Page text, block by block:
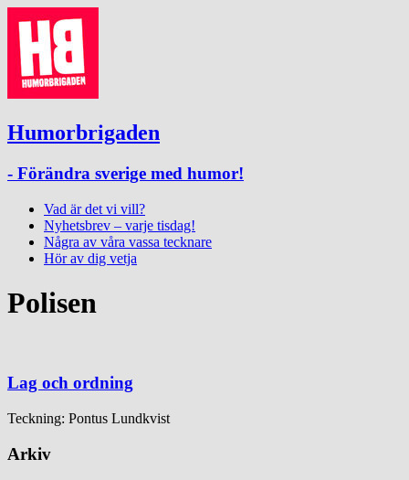
Humorbrigaden
- Förändra sverige med humor!
Vad är det vi vill?
Nyhetsbrev – varje tisdag!
Några av våra vassa tecknare
Hör av dig vetja
Polisen
Lag och ordning
Teckning: Pontus Lundkvist
Arkiv